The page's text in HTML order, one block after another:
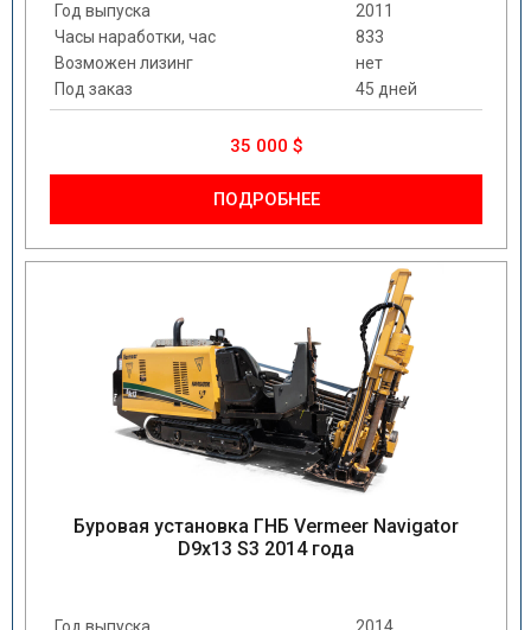
Год выпуска
2011
Часы наработки, час
833
Возможен лизинг
нет
Под заказ
45 дней
35 000 $
ПОДРОБНЕЕ
Буровая установка ГНБ Vermeer Navigator
D9x13 S3 2014 года